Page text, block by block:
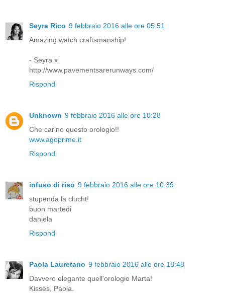
Seyra Rico 9 febbraio 2016 alle ore 05:51
Amazing watch craftsmanship!
- Seyra x
http://www.pavementsarerunways.com/
Rispondi
Unknown 9 febbraio 2016 alle ore 10:28
Che carino questo orologio!!
www.agoprime.it
Rispondi
infuso di riso 9 febbraio 2016 alle ore 10:39
stupenda la clucht!
buon martedi
daniela
Rispondi
Paola Lauretano 9 febbraio 2016 alle ore 18:48
Davvero elegante quell'orologio Marta!
Kisses, Paola.